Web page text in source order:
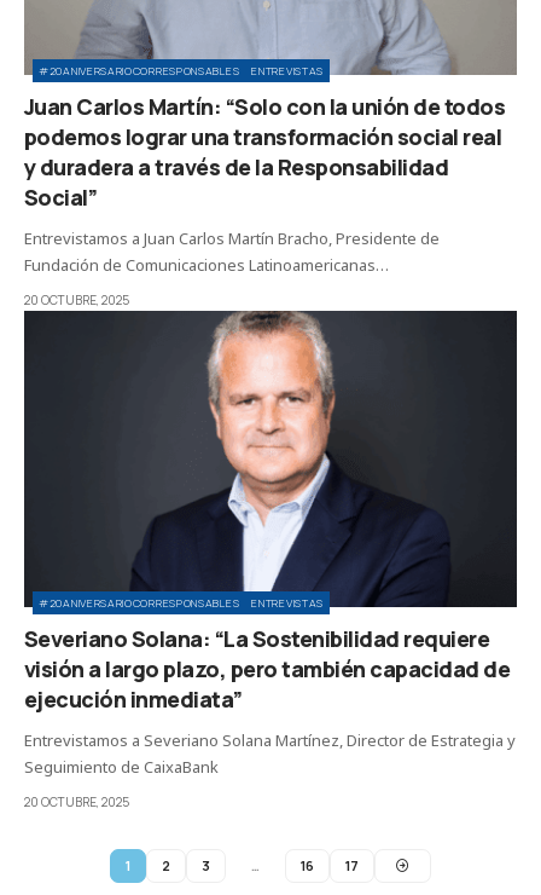
#20ANIVERSARIOCORRESPONSABLES ENTREVISTAS
Juan Carlos Martín: “Solo con la unión de todos
podemos lograr una transformación social real
y duradera a través de la Responsabilidad
Social”
Entrevistamos a Juan Carlos Martín Bracho, Presidente de
Fundación de Comunicaciones Latinoamericanas…
20 OCTUBRE, 2025
#20ANIVERSARIOCORRESPONSABLES ENTREVISTAS
Severiano Solana: “La Sostenibilidad requiere
visión a largo plazo, pero también capacidad de
ejecución inmediata”
Entrevistamos a Severiano Solana Martínez, Director de Estrategia y
Seguimiento de CaixaBank
20 OCTUBRE, 2025
1 2 3 … 16 17